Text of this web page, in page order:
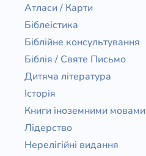
Атласи / Карти
Біблеістика
Біблійне консультування
Біблія / Святе Письмо
Дитяча література
Історія
Книги іноземними мовами
Лідерство
Нерелігійні видання